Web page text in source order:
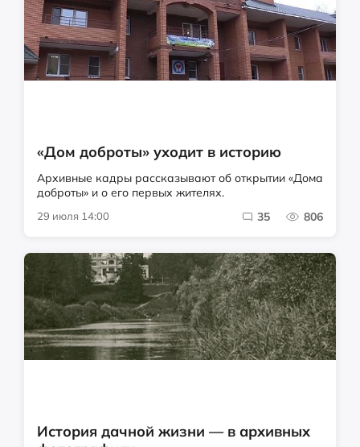
«Дом доброты» уходит в историю
Архивные кадры рассказывают об открытии «Дома
доброты» и о его первых жителях.
29 июля 14:00 35 806
История дачной жизни — в архивных